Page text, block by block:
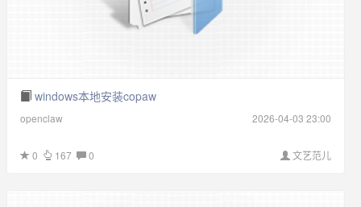
windows本地安装copaw
openclaw 2026-04-03 23:00
文艺范儿
0 167 0